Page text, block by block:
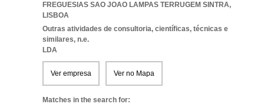
FREGUESIAS SAO JOAO LAMPAS TERRUGEM SINTRA,
LISBOA
Outras atividades de consultoria, científicas, técnicas e
similares, n.e.
LDA
Ver empresa Ver no Mapa
Matches in the search for: